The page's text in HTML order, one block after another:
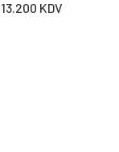
KDV